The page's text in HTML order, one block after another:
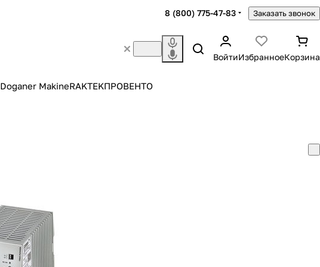
8 (800) 775-47-83 Заказать звонок
ВойтиИзбранноеКорзина
Doganer MakineRAKTEKПРОВЕНТО